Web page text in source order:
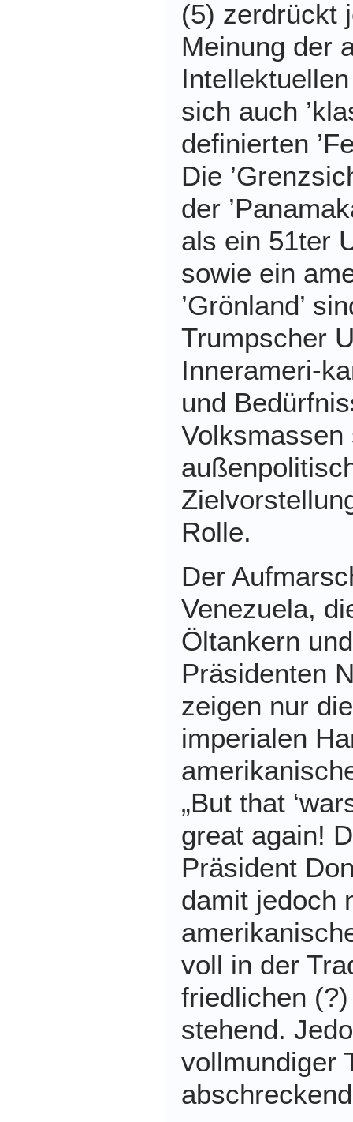
(5) zerdrückt
Meinung der
sich auch
definierten
Die
der
als ein 51ter
sowie ein
’Grönland’
Trumpscher
Innerameri-
und
Rolle.
Der
Venezuela,
Öltankern
Präsidenten
zeigen nur
imperialen
„But that
great again!
Präsident
damit jedoch
voll in der
friedlichen
stehend.
vollmundiger